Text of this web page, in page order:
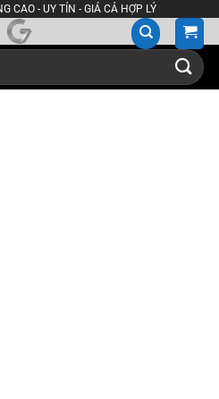
CAO - UY TÍN - GIÁ CẢ HỢP LÝ